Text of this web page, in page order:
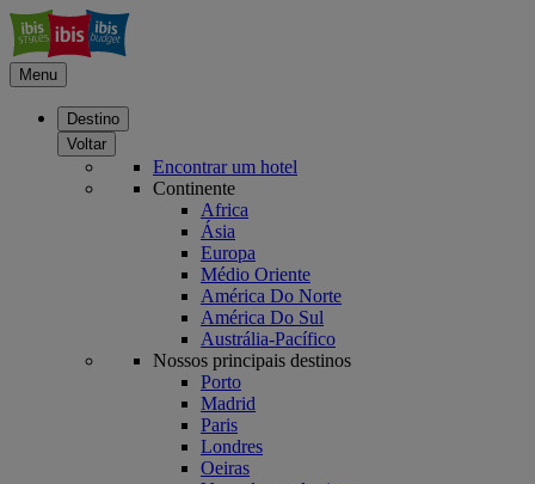
Menu
Destino
Voltar
Encontrar um hotel
Continente
Africa
Ásia
Europa
Médio Oriente
América Do Norte
América Do Sul
Austrália-Pacífico
Nossos principais destinos
Porto
Madrid
Paris
Londres
Oeiras